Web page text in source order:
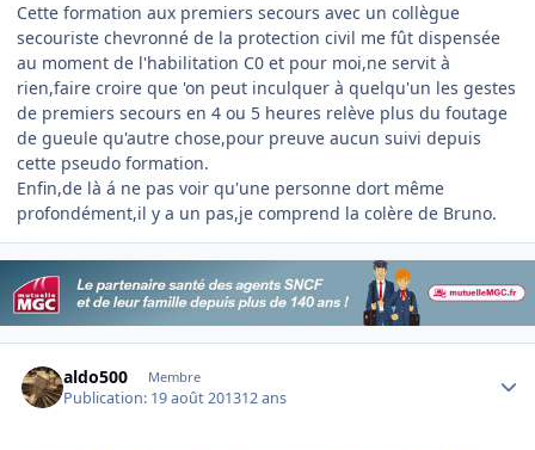
Cette formation aux premiers secours avec un collègue
secouriste chevronné de la protection civil me fût dispensée
au moment de l'habilitation C0 et pour moi,ne servit à
rien,faire croire que 'on peut inculquer à quelqu'un les gestes
de premiers secours en 4 ou 5 heures relève plus du foutage
de gueule qu'autre chose,pour preuve aucun suivi depuis
cette pseudo formation.
Enfin,de là á ne pas voir qu'une personne dort même
profondément,il y a un pas,je comprend la colère de Bruno.
aldo500 Membre
Publication: 19 août 201312 ans